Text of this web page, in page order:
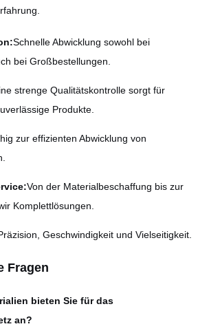
Schnelle Abwicklung sowohl bei
bei Großbestellungen.
strenge Qualitätskontrolle sorgt für
Produkte.
zur effizienten Abwicklung von
Von der Materialbeschaffung bis zur
Komplettlösungen.
Geschwindigkeit und Vielseitigkeit.
Fragen
bieten Sie für das
an?